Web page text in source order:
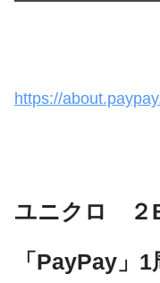
https://
ユニクロ ２
「PayPay」